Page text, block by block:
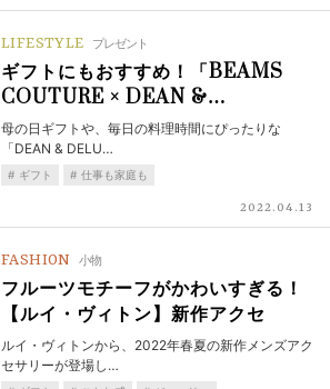
LIFESTYLE プレゼント
ギフトにもおすすめ！「BEAMS
COUTURE × DEAN &…
母の日ギフトや、毎日の料理時間にぴったりな
「DEAN & DELU…
ギフト 仕事も家庭も
2022.04.13
FASHION 小物
フルーツモチーフがかわいすぎる！
【ルイ・ヴィトン】新作アクセ
ルイ・ヴィトンから、2022年春夏の新作メンズアク
セサリーが登場し…